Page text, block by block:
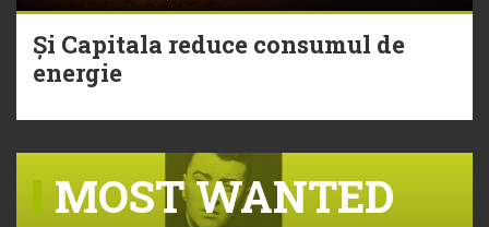
Și Capitala reduce consumul de
energie
MOST WANTED